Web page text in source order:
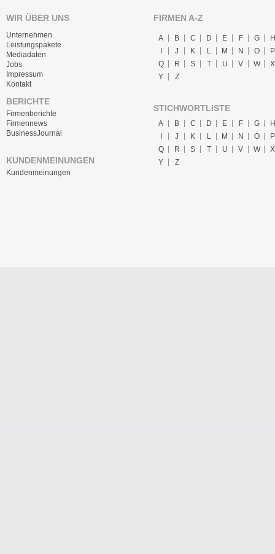
WIR ÜBER UNS
Unternehmen
Leistungspakete
Mediadaten
Jobs
Impressum
Kontakt
BERICHTE
Firmenberichte
Firmennews
BusinessJournal
KUNDENMEINUNGEN
Kundenmeinungen
FIRMEN A-Z
A B C D E F G
H
J K L M N O
P
Q
R S T U V W
X
Y
Z
STICHWORTLISTE
A B C D E F G
H
I
J K L M N O
P
Q
R S T U V W
X
Y
Z